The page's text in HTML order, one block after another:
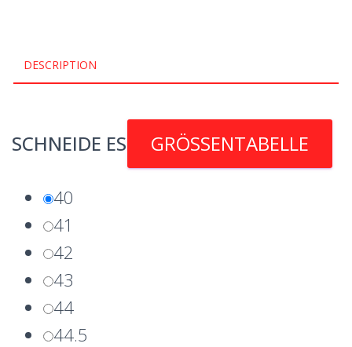
DESCRIPTION
SCHNEIDE ES GRÖSSENTABELLE
40
41
42
43
44
44.5